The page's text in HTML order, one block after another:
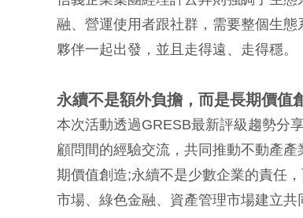
融、營運使用者跟社群，需要整個生
夥伴一起出發，並且走得遠、走得穩。
永續不是額外負擔，而是長期價值
本次活動透過GRESB最新評級趨勢分
顧問間的經驗交流，共同推動不動產
期價值創造;永續不是少數企業的責任
市場、綠色金融、資產管理市場建立共